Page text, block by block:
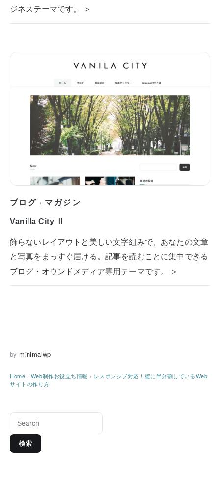
ジネステーマです。 ＞
ブログ / マガジン
Vanilla City Ⅱ
飾らないレイアウトと美しい文字組みで、あなたの文章
と写真をまっすぐ届ける。記事を読むことに集中できる
ブログ・オウンドメディア専用テーマです。 ＞
by minimalwp
Home › Web制作お役立ち情報 › レスポンシブ対応！縦に半分割しているWeb
サイトの作り方
検索